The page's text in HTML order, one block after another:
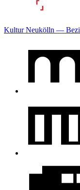
Kultur Neukölln —